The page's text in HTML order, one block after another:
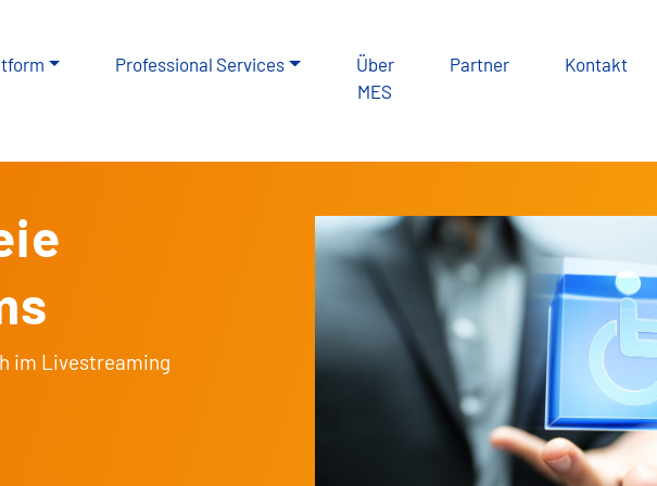
Professional Services
Über
MES
Partner Kontakt
im Livestreaming